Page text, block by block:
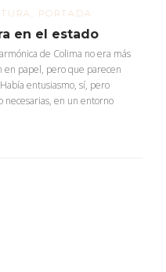
PORTADA
en el estado
de Colima no era más
en papel, pero que parecen
entusiasmo, sí, pero
necesarias, en un entorno